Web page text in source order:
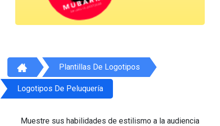
Plantillas De Logotipos
Logotipos De Peluquería
Muestre sus habilidades de estilismo a la audiencia